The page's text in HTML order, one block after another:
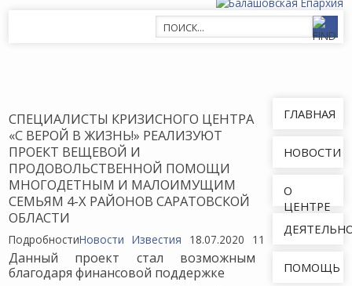
СПЕЦИАЛИСТЫ КРИЗИСНОГО ЦЕНТРА
«С ВЕРОЙ В ЖИЗНЬ!» РЕАЛИЗУЮТ
ПРОЕКТ ВЕЩЕВОЙ И
ПРОДОВОЛЬСТВЕННОЙ ПОМОЩИ
МНОГОДЕТНЫМ И МАЛОИМУЩИМ
СЕМЬЯМ 4-Х РАЙОНОВ САРАТОВСКОЙ
ОБЛАСТИ
ПодробностиНовости Известия 18.07.2020 1116
Данный проект стал возможным
благодаря финансовой поддержке
ГЛАВНАЯ
НОВОСТИ
О
ЦЕНТРЕ
ПОМОЩЬ